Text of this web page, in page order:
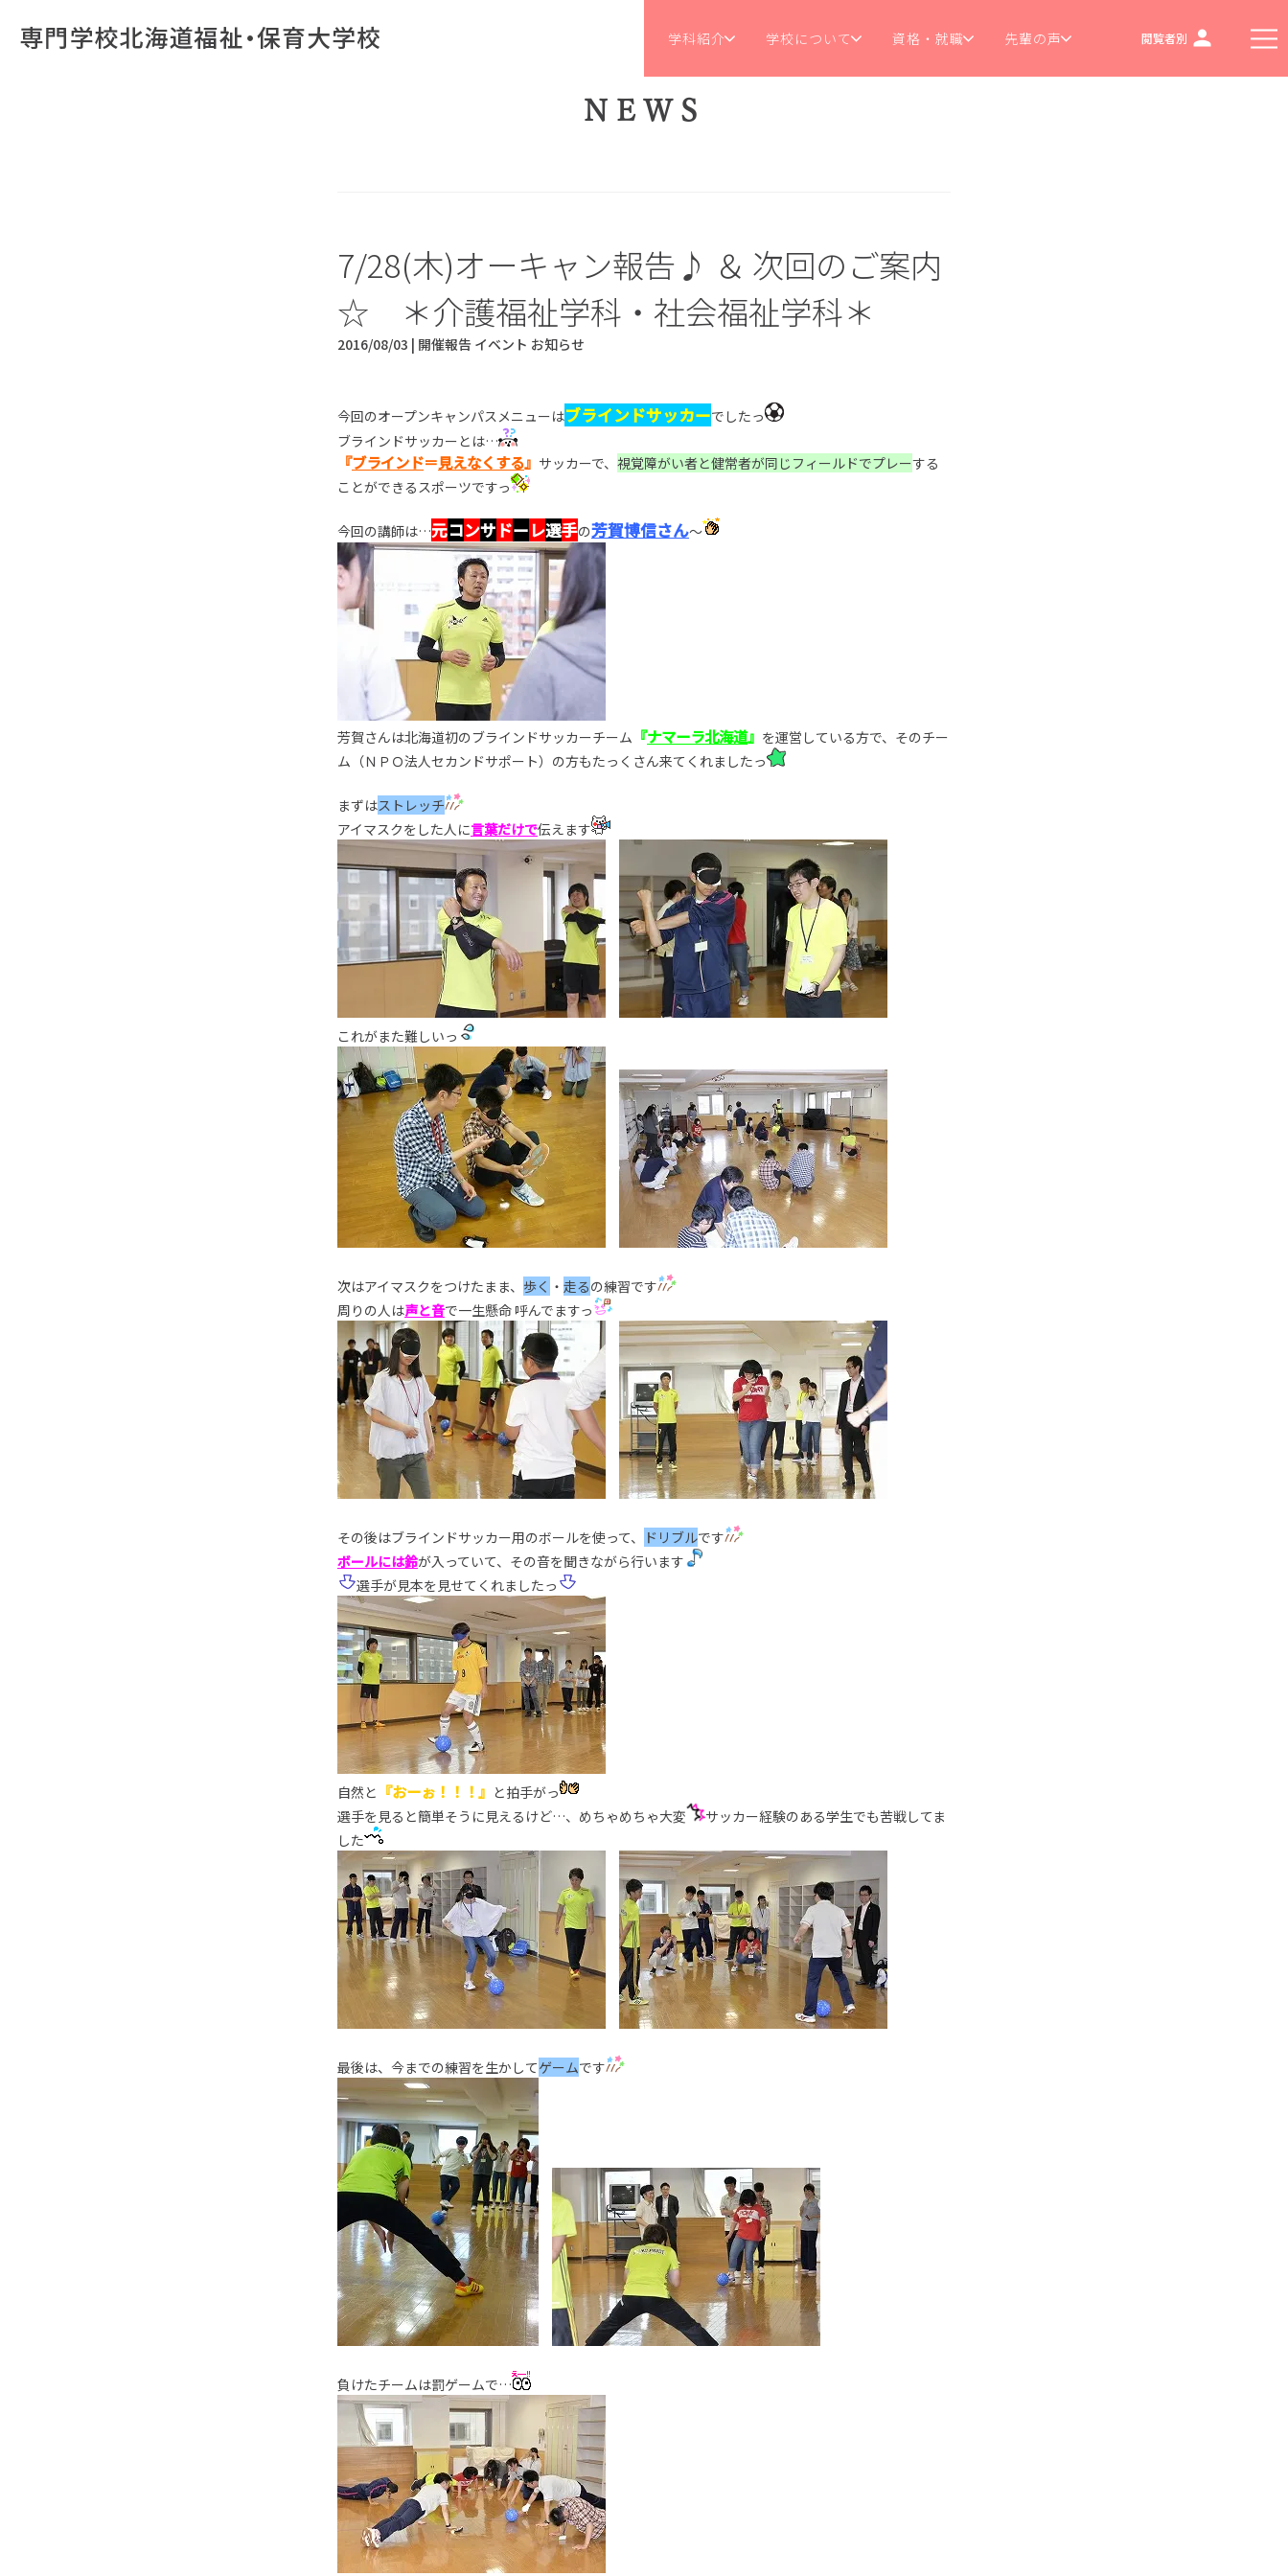
学科紹介 学校について 資格・就職 先輩の声 閲覧者別
NEWS
7/28(木)オーキャン報告♪ ＆ 次回のご案内
☆ ＊介護福祉学科・社会福祉学科＊
2016/08/03 | 開催報告 イベント お知らせ
今回のオープンキャンパスメニューはブラインドサッカーでしたっ
ブラインドサッカーとは…
『ブラインド＝見えなくする』 サッカーで、 視覚障がい者と健常者が同じフィールドでプレーする
ことができるスポーツですっ
今回の講師は…元コンサ ドーレ選手の芳賀博信さん～
芳賀さんは北海道初のブラインドサッカーチーム 『ナマーラ北海道』 を運営している方で、そのチー
ム（ＮＰＯ法人セカンドサポート）の方もたっくさん来てくれましたっ
まずはストレッチ
アイマスクをした人に言葉だけで伝えます
これがまた難しいっ
次はアイマスクをつけたまま、 歩く ・ 走るの練習です
周りの人は声と音で一生懸命 呼んでますっ
その後はブラインドサッカー用のボールを使って、 ドリブルです
ボールには鈴が入っていて、その音を聞きながら行います
選手が見本を見せてくれましたっ
自然と 『おーぉ！！！』 と拍手がっ
選手を見ると簡単そうに見えるけど…、めちゃめちゃ大変
サッカー経験のある学生でも苦戦してま
した
最後は、今までの練習を生かしてゲームです
負けたチームは罰ゲームで…